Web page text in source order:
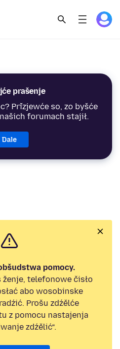
prašenje
Přizjewće so, zo byšće
forumach stajił.
Dale
pomocy.
ženje, telefonowe čisło
abo wosobinske
Prošu zdźělće
z pomocu nastajenja
zdźělić“.